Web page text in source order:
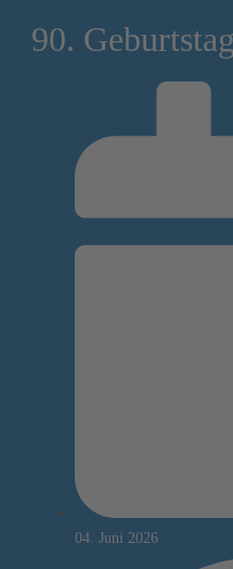
90.
04. Juni 2026